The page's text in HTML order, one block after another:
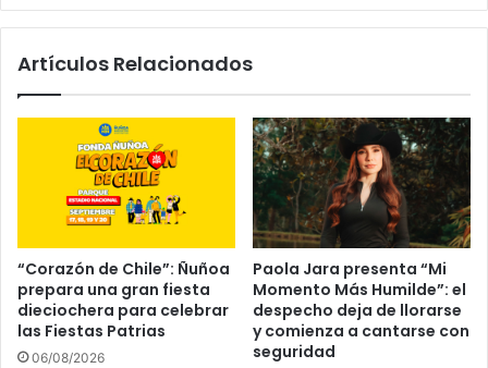
Artículos Relacionados
“Corazón de Chile”: Ñuñoa
prepara una gran fiesta
dieciochera para celebrar
las Fiestas Patrias
06/08/2026
Paola Jara presenta “Mi
Momento Más Humilde”: el
despecho deja de llorarse
y comienza a cantarse con
seguridad